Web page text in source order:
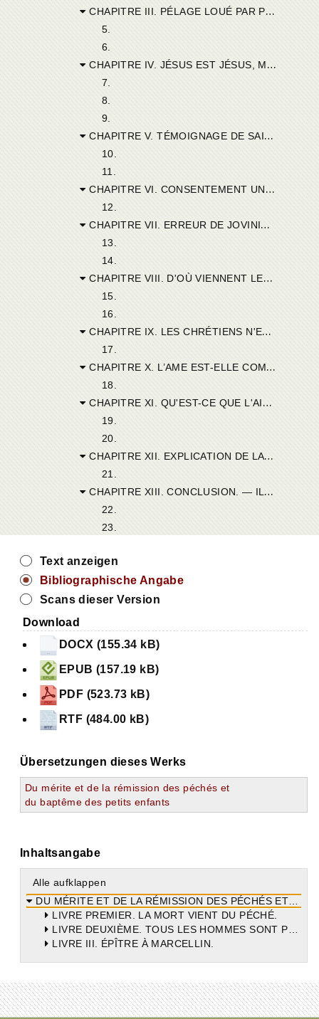
CHAPITRE III. PÉLAGE LOUÉ PAR PLUSIEURS PERSONNES. — ARGUMENTS QUE, DANS SON COMMENTAIRE, PÉLAGE PROPOSE CONTRE LE PÉCHÉ ORIGINEL.
5.
6.
CHAPITRE IV. JÉSUS EST JÉSUS, MÊME POUR LES PETITS ENFANTS. — ON PROUVE QUE LES ANCIENS N'ONT JAMAIS DOUTÉ QUE LES ENFANTS NE FUSSENT SOUILLÉS DU PÉCHÉ D'ORIGINE.
7.
8.
9.
CHAPITRE V. TÉMOIGNAGE DE SAINT CYPRIEN.
10.
11.
CHAPITRE VI. CONSENTEMENT UNANIME AU SUJET DU PÉCHÉ ORIGINEL.
12.
CHAPITRE VII. ERREUR DE JOVINIEN. —LES MAXIMES DES POLÉMISTES, QUELS QU'ILS SOIENT, NE SONT PAS COMPARABLES A L'AUTORITÉ CANONIQUE. — EN QUEL SENS LE PÉCHÉ ORIGINEL EST LE PÉCHÉ D'AUTRUI. — NOUS ÉTIONS TOUS UN SEUL HOMME DANS ADAM.
13.
14.
CHAPITRE VIII. D'OÙ VIENNENT LES ERREURS ? COMPARAISONS EMPRUNTÉES AU PRÉPUCE DES CIRCONCIS ET A LA PAILLE DU FROMENT.
15.
16.
CHAPITRE IX. LES CHRÉTIENS N'ENGENDRENT PAS TOUJOURS DES CHRÉTIENS, NI LES HOMMES PURS DES ENFANTS PURS.
17.
CHAPITRE X. L’AME EST-ELLE COMMUNIQUÉE PAR TRANSMISSION?
18.
CHAPITRE XI. QU'EST-CE QUE L'AIGUILLON DE LA MORT ?
19.
20.
CHAPITRE XII. EXPLICATION DE LA SANCTIFICATION DANS LE MARIAGE D'UN FIDÈLE AVEC UNE INFIDÈLE. — NÉCESSITÉ DES SACREMENTS.
21.
CHAPITRE XIII. CONCLUSION. — IL FAUT AVOIR LE PLUS GRAND SOIN DE BAPTISER LES ENFANTS.
22.
23.
Text anzeigen
Bibliographische Angabe
Scans dieser Version
Download
DOCX (155.34 kB)
EPUB (157.19 kB)
PDF (523.73 kB)
RTF (484.00 kB)
Übersetzungen dieses Werks
Du mérite et de la rémission des péchés et
du baptême des petits enfants
Inhaltsangabe
Alle aufklappen
DU MÉRITE ET DE LA RÉMISSION DES PÉCHÉS ET DU BAPTÊME DES PETITS ENFANTS.
LIVRE PREMIER. LA MORT VIENT DU PÉCHÉ.
LIVRE DEUXIÈME. TOUS LES HOMMES SONT PÉCHEURS.
LIVRE III. ÉPÎTRE À MARCELLIN.